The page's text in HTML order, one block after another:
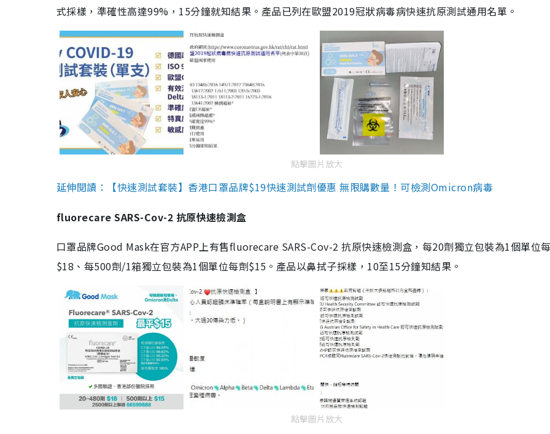
式採樣，準確性高達99%，15分鐘就知結果。產品已列在歐盟2019冠狀病毒病快速抗原測試通用名單。
點擊圖片放大
延伸閱讀：【快速測試套裝】香港口罩品牌$19快速測試劑優惠 無限購數量！可檢測Omicron病毒
fluorecare SARS-Cov-2 抗原快速檢測盒
口罩品牌Good Mask在官方APP上有售fluorecare SARS-Cov-2 抗原快速檢測盒，每20劑獨立包裝為1個單位
$18、每500劑/1箱獨立包裝為1個單位每劑$15。產品以鼻拭子採樣，10至15分鐘知結果。
點擊圖片放大